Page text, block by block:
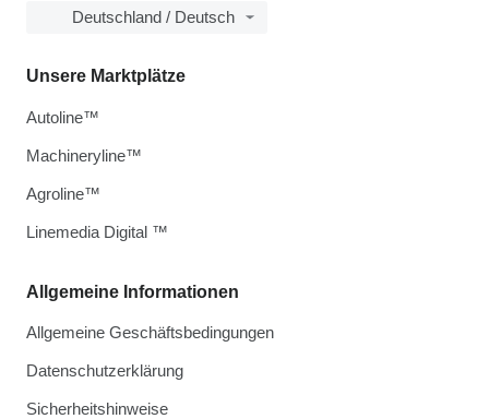
Deutschland / Deutsch
Allgemeine Informationen
Allgemeine Geschäftsbedingungen
Datenschutzerklärung
Sicherheitshinweise
Unsere Marktplätze
Autoline™
Machineryline™
Agroline™
Linemedia Digital ™